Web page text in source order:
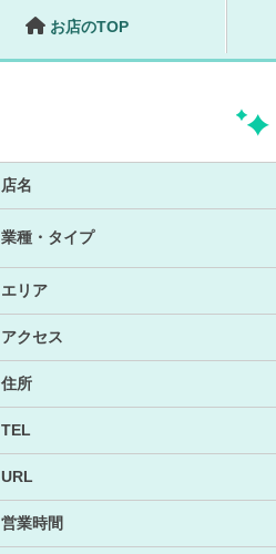
お店のTOP
店名
業種・タイプ
エリア
アクセス
住所
TEL
URL
営業時間